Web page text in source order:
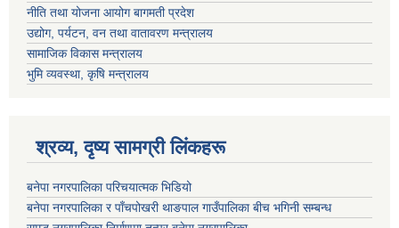
नीति तथा योजना आयोग बागमती प्रदेश
उद्योग, पर्यटन, वन तथा वातावरण मन्त्रालय
सामाजिक विकास मन्त्रालय
भुमि व्यवस्था, कृषि मन्त्रालय
श्रव्य, दृष्य सामग्री लिंकहरू
बनेपा नगरपालिका परिचयात्मक भिडियो
बनेपा नगरपालिका र पाँचपोखरी थाङपाल गाउँपालिका बीच भगिनी सम्बन्ध